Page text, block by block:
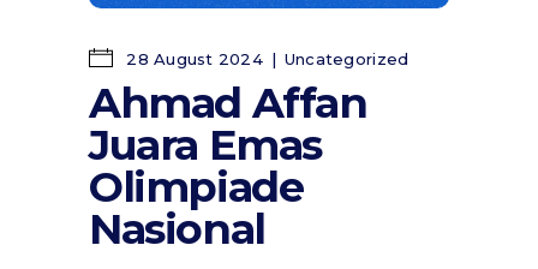
28 August 2024 Uncategorized
Ahmad Affan
Juara Emas
Olimpiade
Nasional